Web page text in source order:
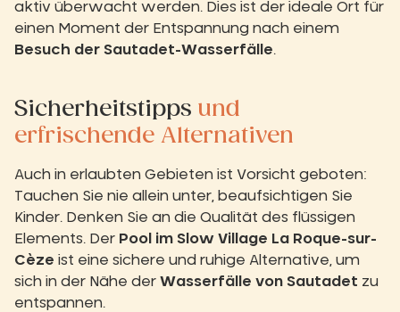
aktiv überwacht werden. Dies ist der ideale Ort für
einen Moment der Entspannung nach einem
Besuch der Sautadet-Wasserfälle.
Sicherheitstipps und
erfrischende Alternativen
Auch in erlaubten Gebieten ist Vorsicht geboten:
Tauchen Sie nie allein unter, beaufsichtigen Sie
Kinder. Denken Sie an die Qualität des flüssigen
Elements. Der Pool im Slow Village La Roque-sur-
Cèze ist eine sichere und ruhige Alternative, um
sich in der Nähe der Wasserfälle von Sautadet zu
entspannen.